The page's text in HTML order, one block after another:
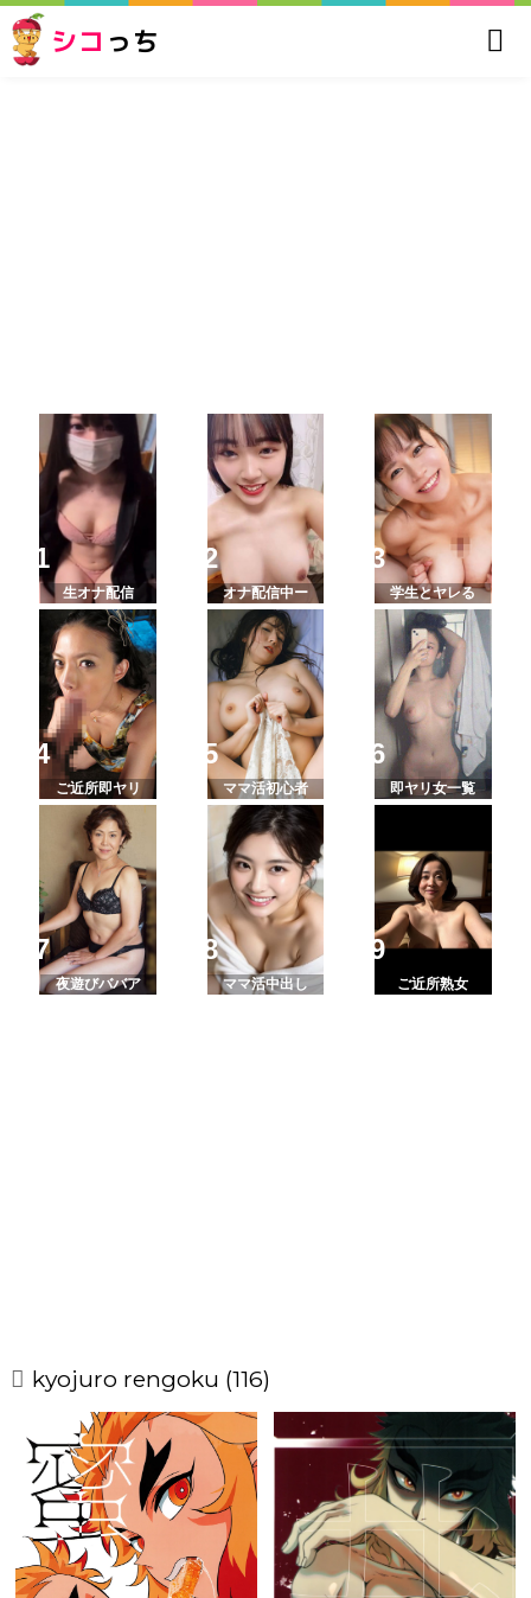
シコ っち
生オナ配信 オナ配信中ー 学生とヤレる
ご近所即ヤリ ママ活初心者 即ヤリ女一覧
夜遊びババア ママ活中出し ご近所熟女
kyojuro rengoku (116)